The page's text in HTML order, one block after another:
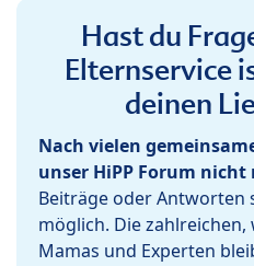
Hast du
Elternservice
deinen
Nach vielen
unser HiPP Forum
Beiträge oder Antworten
möglich. Die
Mamas und Experten